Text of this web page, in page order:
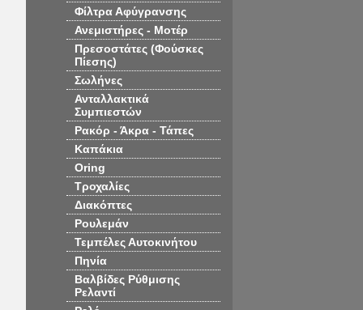
Φίλτρα Αφύγρανσης
Ανεμιστήρες - Μοτέρ
Πρεσοστάτες (Φούσκες
Πίεσης)
Σωλήνες
Ανταλλακτικά
Συμπιεστών
Ρακόρ - Άκρα - Τάπες
Καπάκια
Oring
Τροχαλίες
Διακόπτες
Ρουλεμάν
Τεμπέλες Αυτοκινήτου
Πηνία
Βαλβίδες Ρύθμισης
Ρελαντί